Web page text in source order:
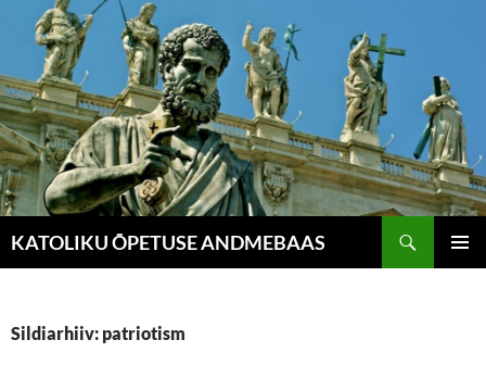
juurde
KATOLIKU ÕPETUSE ANDMEBAAS
Sildiarhiiv: patriotism